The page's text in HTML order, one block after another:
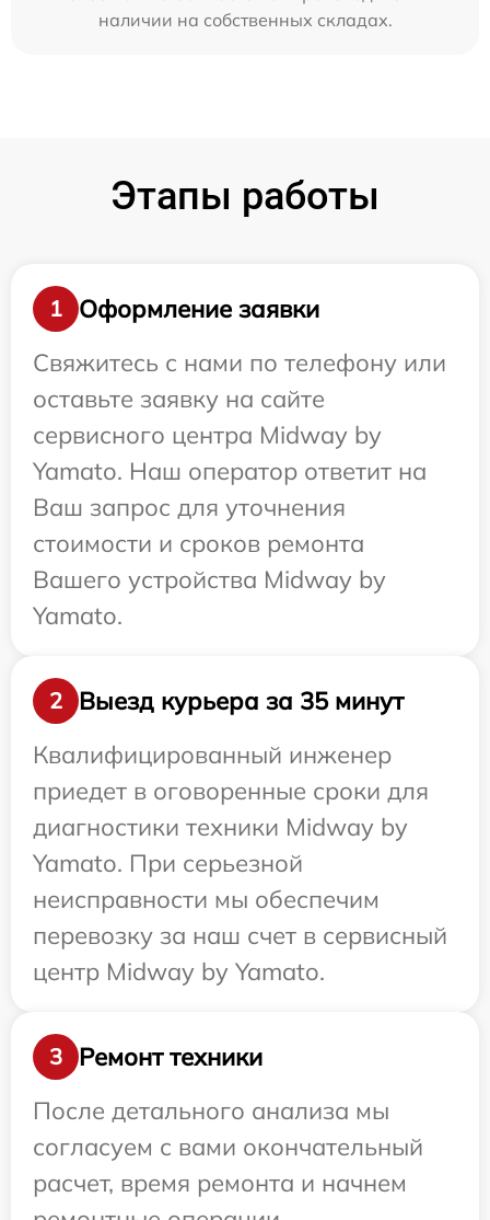
наличии на собственных складах.
Этапы работы
1
Оформление заявки
Свяжитесь с нами по телефону или
оставьте заявку на сайте
сервисного центра Midway by
Yamato. Наш оператор ответит на
Ваш запрос для уточнения
стоимости и сроков ремонта
Вашего устройства Midway by
Yamato.
2
Выезд курьера за 35 минут
Квалифицированный инженер
приедет в оговоренные сроки для
диагностики техники Midway by
Yamato. При серьезной
неисправности мы обеспечим
перевозку за наш счет в сервисный
центр Midway by Yamato.
3
Ремонт техники
После детального анализа мы
согласуем с вами окончательный
расчет, время ремонта и начнем